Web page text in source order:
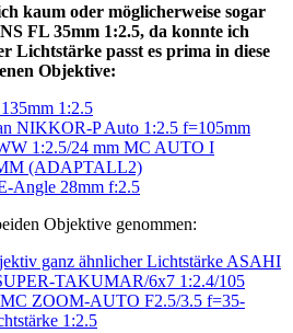
kaum oder möglicherweise sogar
FL 35mm 1:2.5, da konnte ich
Lichtstärke passt es prima in diese
Objektive:
1:2.5
NIKKOR-P Auto 1:2.5 f=105mm
1:2.5/24 mm MC AUTO I
(ADAPTALL2)
Angle 28mm f:2.5
Objektive genommen:
ganz ähnlicher Lichtstärke ASAHI
TAKUMAR/6x7 1:2.4/105
ZOOM-AUTO F2.5/3.5 f=35-
1:2.5